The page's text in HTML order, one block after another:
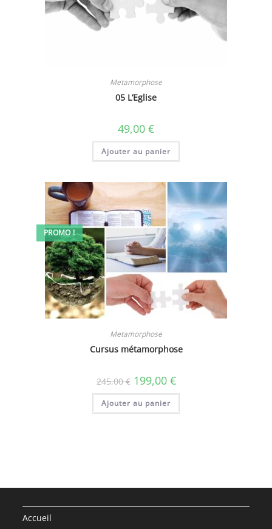
Metamorphose
05 L’Eglise
49,00 €
Ajouter au panier
PROMO !
Metamorphose
Cursus métamorphose
245,00€ Le
prix
initial
était :
245,00 €.
199,00 €Le
prix
actuel
199,00 €.
Ajouter au panier
Accueil